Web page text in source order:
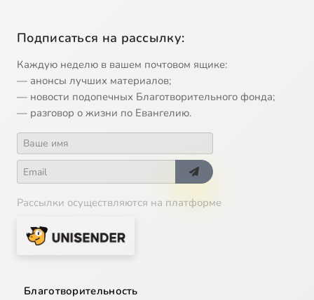
Подписаться на рассылку:
Каждую неделю в вашем почтовом ящике:
— анонсы лучших материалов;
— новости подопечных Благотворительного фонда;
— разговор о жизни по Евангелию.
Рассылки осуществляются на платформе
Благотворительность